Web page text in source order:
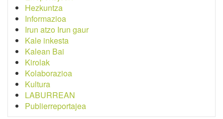
Hezkuntza
Informazioa
Irun atzo Irun gaur
Kale inkesta
Kalean Bai
Kirolak
Kolaborazioa
Kultura
LABURREAN
Publierreportajea